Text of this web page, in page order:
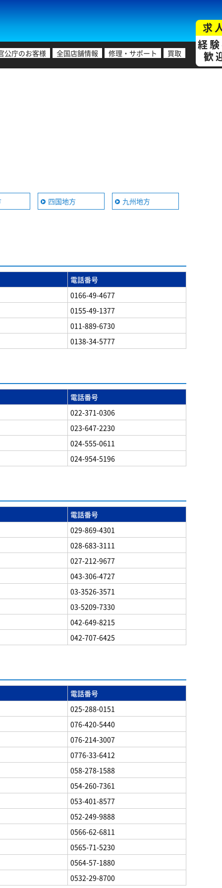
公庁のお客様 全国店舗情報 修理・サポート 買取
求
経
歓
四国地方 九州地方
電話番号
0166-49-4677
0155-49-1377
011-889-6730
0138-34-5777
電話番号
022-371-0306
023-647-2230
024-555-0611
024-954-5196
電話番号
029-869-4301
028-683-3111
027-212-9677
043-306-4727
03-3526-3571
03-5209-7330
042-649-8215
042-707-6425
電話番号
025-288-0151
076-420-5440
076-214-3007
0776-33-6412
058-278-1588
054-260-7361
053-401-8577
052-249-9888
0566-62-6811
0565-71-5230
0564-57-1880
0532-29-8700